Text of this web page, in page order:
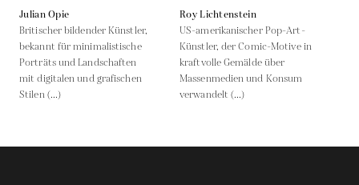
Julian Opie
Britischer bildender Künstler,
bekannt für minimalistische
Porträts und Landschaften
mit digitalen und grafischen
Stilen (...)
Roy Lichtenstein
US-amerikanischer Pop-Art-
Künstler, der Comic-Motive in
kraftvolle Gemälde über
Massenmedien und Konsum
verwandelt (...)